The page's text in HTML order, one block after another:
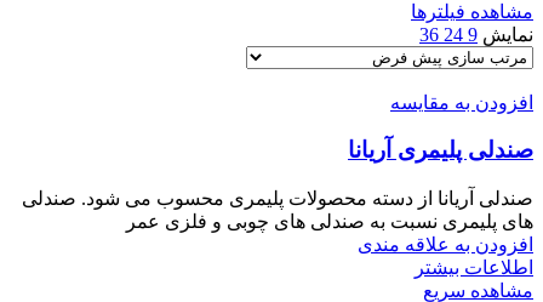
مشاهده فیلترها
نمایش 9
24
36
افزودن به مقایسه
صندلی پلیمری آریانا
صندلی آریانا از دسته محصولات پلیمری محسوب می شود. صندلی
های پلیمری نسبت به صندلی های چوبی و فلزی عمر
افزودن به علاقه مندی
اطلاعات بیشتر
مشاهده سریع